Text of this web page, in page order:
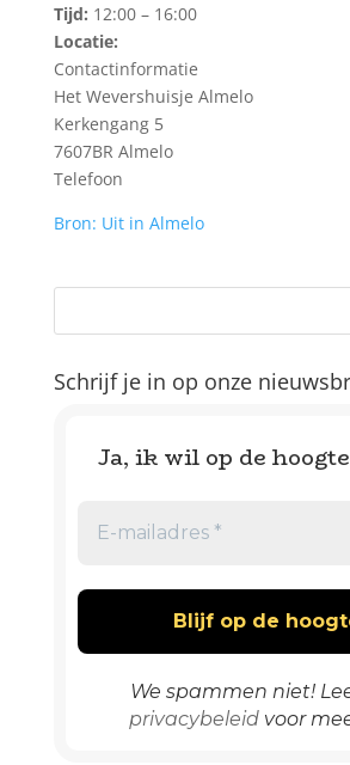
Tijd: 12:00 – 16:00
Locatie:
Contactinformatie
Het Wevershuisje Almelo
Kerkengang 5
7607BR Almelo
Telefoon
Bron: Uit in Almelo
Schrijf je in op onze
Ja, ik wil op de
We spammen niet!
privacybeleidvoor